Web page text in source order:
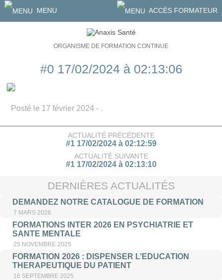
MENU ACCÈS FORMATEUR
ORGANISME DE FORMATION CONTINUE
#0 17/02/2024 à 02:13:06
Posté le 17 février 2024 - .
ACTUALITÉ PRÉCÉDENTE
#1 17/02/2024 à 02:12:59
ACTUALITÉ SUIVANTE
#1 17/02/2024 à 02:13:10
DERNIÈRES ACTUALITÉS
DEMANDEZ NOTRE CATALOGUE DE FORMATION
7 MARS 2026
FORMATIONS INTER 2026 EN PSYCHIATRIE ET
SANTE MENTALE
25 NOVEMBRE 2025
FORMATION 2026 : DISPENSER L’EDUCATION
THERAPEUTIQUE DU PATIENT
16 SEPTEMBRE 2025